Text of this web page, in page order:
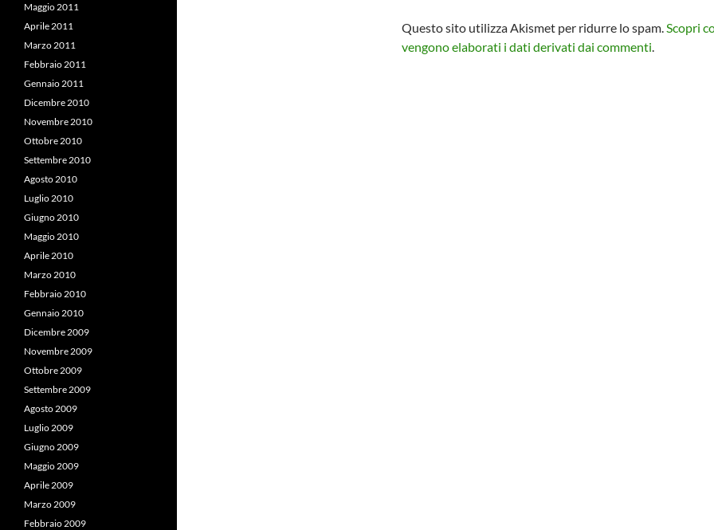
Questo sito utilizza Akismet per ridurre lo spam.Scopri
vengono elaborati i dati derivati dai commenti.
Maggio 2011
Aprile 2011
Marzo 2011
Febbraio 2011
Gennaio 2011
Dicembre 2010
Novembre 2010
Ottobre 2010
Settembre 2010
Agosto 2010
Luglio 2010
Giugno 2010
Maggio 2010
Aprile 2010
Marzo 2010
Febbraio 2010
Gennaio 2010
Dicembre 2009
Novembre 2009
Ottobre 2009
Settembre 2009
Agosto 2009
Luglio 2009
Giugno 2009
Maggio 2009
Aprile 2009
Marzo 2009
Febbraio 2009